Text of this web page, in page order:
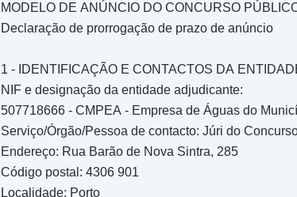
MODELO DE ANÚNCIO DO CONCURSO
Declaração de prorrogação de prazo de anúncio
1 - IDENTIFICAÇÃO E CONTACTOS DA
NIF e designação da entidade adjudicante:
507718666 - CMPEA - Empresa de Águas do
Serviço/Órgão/Pessoa de contacto: Júri do
Endereço: Rua Barão de Nova Sintra, 285
Código postal: 4306 901
Localidade: Porto